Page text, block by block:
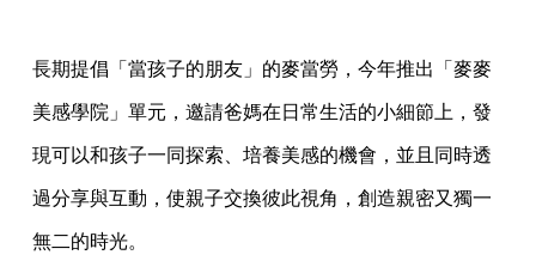
長期提倡「當孩子的朋友」的麥當勞，今年推出「麥麥
美感學院」單元，邀請爸媽在日常生活的小細節上，發
現可以和孩子一同探索、培養美感的機會，並且同時透
過分享與互動，使親子交換彼此視角，創造親密又獨一
無二的時光。